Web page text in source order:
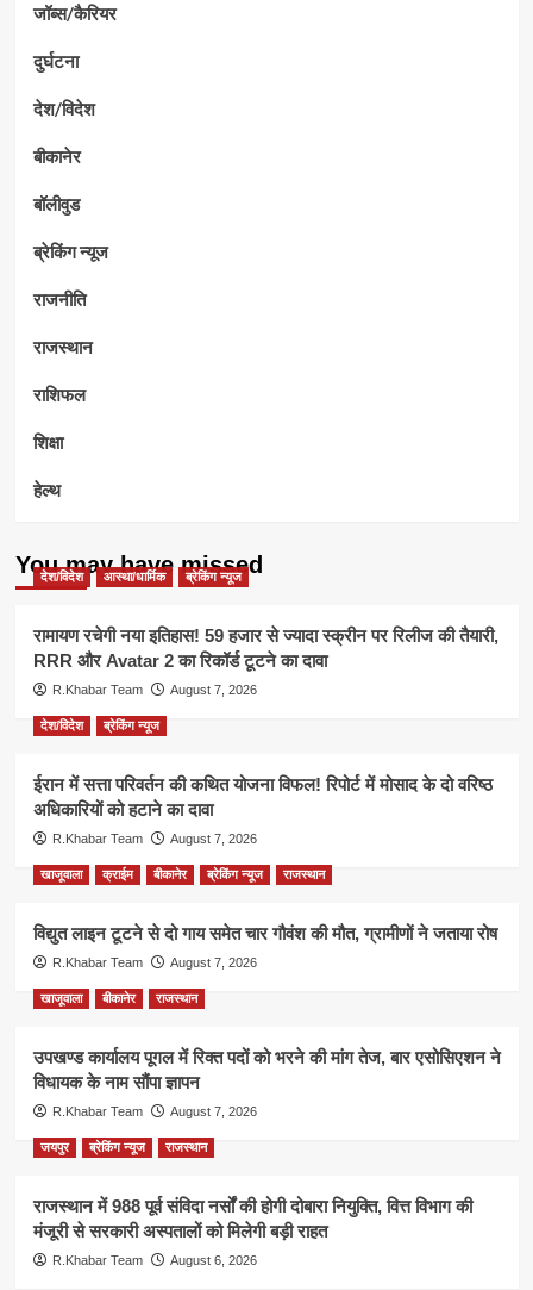
जॉब्स/कैरियर
दुर्घटना
देश/विदेश
बीकानेर
बॉलीवुड
ब्रेकिंग न्यूज
राजनीति
राजस्थान
राशिफल
शिक्षा
हेल्थ
You may have missed
देश/विदेश आस्था/धार्मिक ब्रेकिंग न्यूज
रामायण रचेगी नया इतिहास! 59 हजार से ज्यादा स्क्रीन पर रिलीज की तैयारी,
RRR और Avatar 2 का रिकॉर्ड टूटने का दावा
R.Khabar Team August 7, 2026
देश/विदेश ब्रेकिंग न्यूज
ईरान में सत्ता परिवर्तन की कथित योजना विफल! रिपोर्ट में मोसाद के दो वरिष्ठ
अधिकारियों को हटाने का दावा
R.Khabar Team August 7, 2026
खाजूवाला क्राईम बीकानेर ब्रेकिंग न्यूज राजस्थान
विद्युत लाइन टूटने से दो गाय समेत चार गौवंश की मौत, ग्रामीणों ने जताया रोष
R.Khabar Team August 7, 2026
खाजूवाला बीकानेर राजस्थान
उपखण्ड कार्यालय पूगल में रिक्त पदों को भरने की मांग तेज, बार एसोसिएशन ने
विधायक के नाम सौंपा ज्ञापन
R.Khabar Team August 7, 2026
जयपुर ब्रेकिंग न्यूज राजस्थान
राजस्थान में 988 पूर्व संविदा नर्सों की होगी दोबारा नियुक्ति, वित्त विभाग की
मंजूरी से सरकारी अस्पतालों को मिलेगी बड़ी राहत
R.Khabar Team August 6, 2026